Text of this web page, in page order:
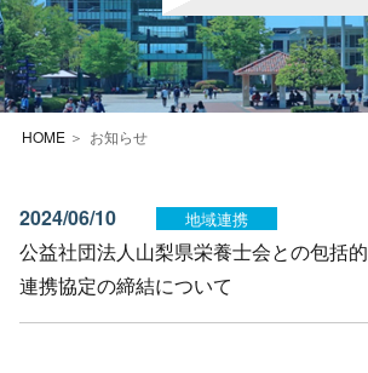
HOME お知らせ
2024/06/10 地域連携
公益社団法人山梨県栄養士会との包括的
連携協定の締結について